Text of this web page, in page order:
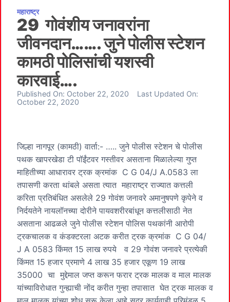
महाराष्ट्र
29 गोवंशीय जनावरांना
जीवनदान……. जुने पोलीस स्टेशन
कामठी पोलिसांची यशस्वी
कारवाई….
Published On: October 22, 2020
Last Updated On:
October 22, 2020
जिल्हा नागपूर (कामठी) वार्ता:- ….. जुने पोलीस स्टेशन चे पोलीस
पथक खापरखेडा टी पॉईंटवर गस्तीवर असताना मिळालेल्या गुप्त
माहितीच्या आधारावर ट्रक क्रमांक C G 04/J A.0583 ला
तपासणी करता थांबले असता त्यात महाराष्ट्र राज्यात कत्तली
करिता प्रतिबंधित असलेले 29 गोवंश जनावरे अमानुषपणे कृपेने व
निर्दयतेने नायलॉनच्या दोरीने पायवशरीरबांधून कत्तलीसाठी नेत
असताना आढळले जुने पोलीस स्टेशन पोलिस पथकांनी आरोपी
ट्रकचालक व कंडक्टरला अटक करीत ट्रक क्रमांक C G 04/
J A 0583 किंमत 15 लाख रुपये व 29 गोवंश जनावरे प्रत्येकी
किंमत 15 हजार प्रमाणे 4 लाख 35 हजार एकूण 19 लाख
35000 चा मुद्देमाल जप्त करून फरार ट्रक मालक व माल मालक
यांच्याविरोधात गुन्ह्याची नोंद करीत गुन्हा तपासात घेत ट्रक मालक व